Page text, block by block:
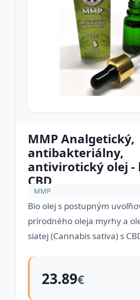
MMP Analgetický,
antibakteriálny,
antivirotický olej -
CBD
MMP
Bio olej s postupným
prírodného oleja myrhy a
siatej (Cannabis sativa) s
23.89€